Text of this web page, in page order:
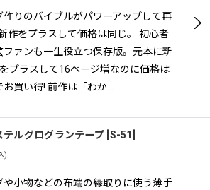
作りのバイブルがパワーアップして再
作をプラスして価格は同じ。 初心者
ファンも一生役立つ保存版。元本に新
プラスして16ページ増なのに価格は
お買い得! 前作は「わか…
テルグログランテープ S-51
)
や小物などの布端の縁取りに使う薄手